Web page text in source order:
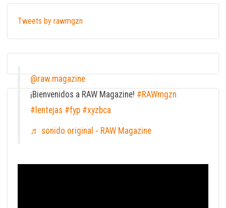
Tweets by rawmgzn
@raw.magazine
¡Bienvenidos a RAW Magazine! #RAWmgzn
#lentejas #fyp #xyzbca
♬ sonido original - RAW Magazine